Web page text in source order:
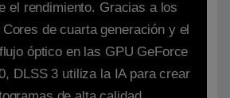
el rendimiento. Gracias a los
de cuarta generación y el
óptico en las GPU GeForce
DLSS 3 utiliza la IA para crear